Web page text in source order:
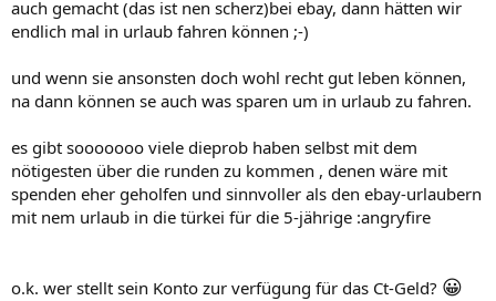
auch gemacht (das ist nen scherz)bei ebay, dann hätten wir
endlich mal in urlaub fahren können ;-)
und wenn sie ansonsten doch wohl recht gut leben können,
na dann können se auch was sparen um in urlaub zu fahren.
es gibt sooooooo viele dieprob haben selbst mit dem
nötigesten über die runden zu kommen , denen wäre mit
spenden eher geholfen und sinnvoller als den ebay-urlaubern
mit nem urlaub in die türkei für die 5-jährige :angryfire
o.k. wer stellt sein Konto zur verfügung für das Ct-Geld? 😀